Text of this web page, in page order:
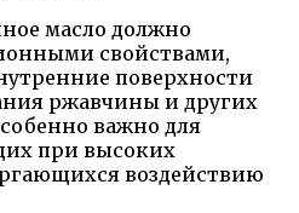
масло должно
свойствами,
поверхности
ржавчины и других
важно для
при высоких
воздействию